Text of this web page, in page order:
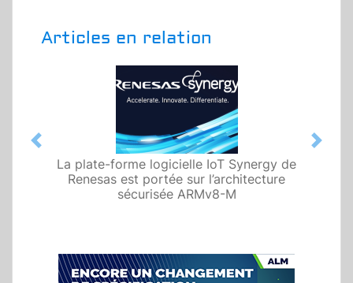
Articles en relation
La plate-forme logicielle IoT Synergy de
Renesas est portée sur l’architecture
sécurisée ARMv8-M
Previous Next